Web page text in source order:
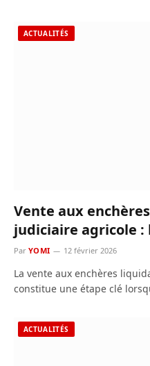
ACTUALITÉS
Vente aux
judiciaire agricole :
Par YOMI 12 février 2026
La vente aux enchères
constitue une étape clé
ACTUALITÉS